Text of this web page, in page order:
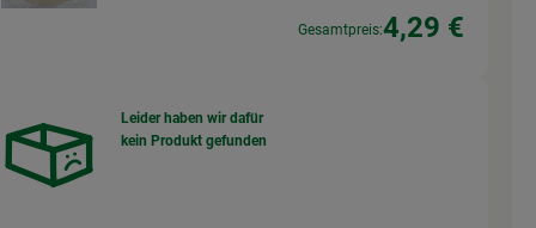
Gesamtpreis:4,29 €
ändern
Leider haben wir dafür
kein Produkt gefunden